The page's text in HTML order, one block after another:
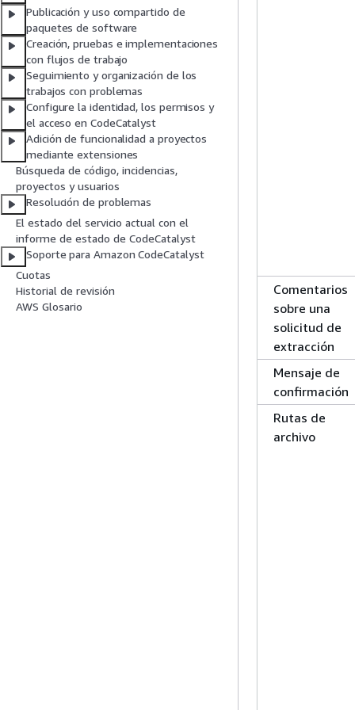
Publicación y uso compartido de
paquetes de software
Creación, pruebas e implementaciones
con flujos de trabajo
Seguimiento y organización de los
trabajos con problemas
Configure la identidad, los permisos y
el acceso en CodeCatalyst
Adición de funcionalidad a proyectos
mediante extensiones
Búsqueda de código, incidencias,
proyectos y usuarios
Resolución de problemas
El estado del servicio actual con el
informe de estado de CodeCatalyst
Soporte para Amazon CodeCatalyst
Cuotas
Historial de revisión
AWS Glosario
Comentarios
sobre una
solicitud de
extracción
Mensaje de
confirmación
Rutas de
archivo